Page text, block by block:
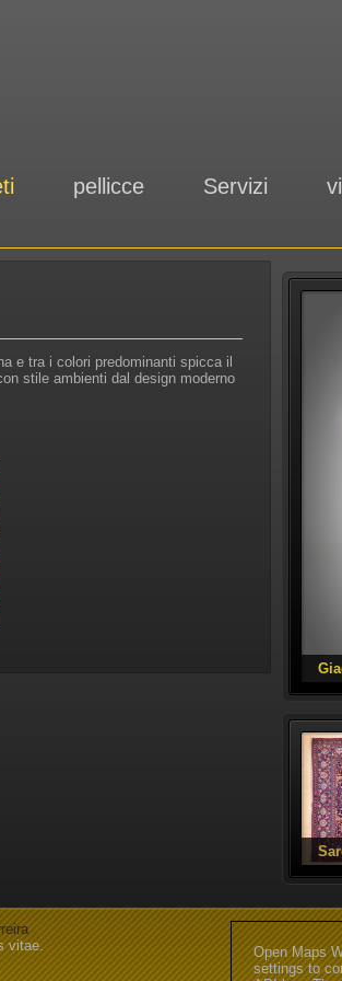
pellicce Servizi
e tra i colori predominanti spicca il
stile ambienti dal design moderno
vitae.
Open Maps
settings to